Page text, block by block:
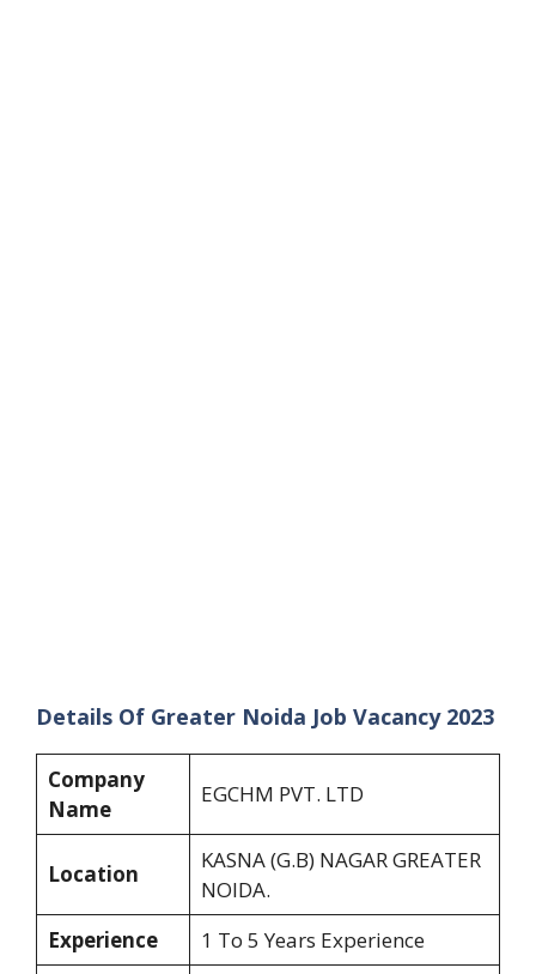
Details Of Greater Noida Job Vacancy 2023
Company
Name
EGCHM PVT. LTD
Location
KASNA (G.B) NAGAR GREATER
NOIDA.
Experience
1 To 5 Years Experience